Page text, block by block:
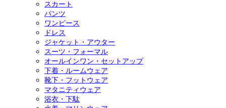
スカート
パンツ
ワンピース
ドレス
ジャケット・アウター
スーツ・フォーマル
オールインワン・セットアップ
下着・ルームウェア
靴下・フットウェア
マタニティウェア
浴衣・下駄